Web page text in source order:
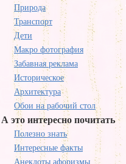
Природа
Транспорт
Дети
Макро фотография
Забавная реклама
Историческое
Архитектура
Обои на рабочий стол
А это интересно почитать
Полезно знать
Интересные факты
Анекдоты афоризмы